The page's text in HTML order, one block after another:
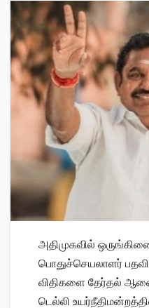
அதிமுகவில்
பொதுச்செயலாளர் பதவி
விதிகளை தேர்தல்
டெல்லி